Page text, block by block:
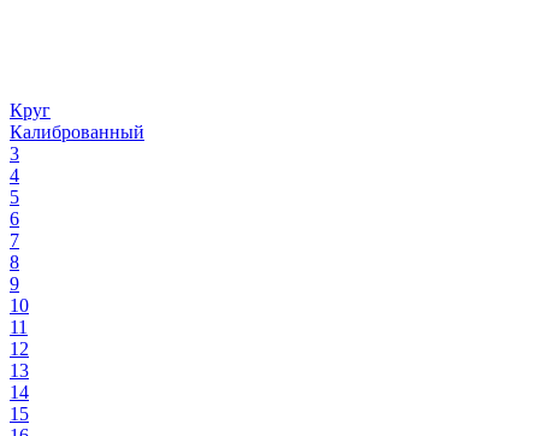
Круг
Калиброванный
3
4
5
6
7
8
9
10
11
12
13
14
15